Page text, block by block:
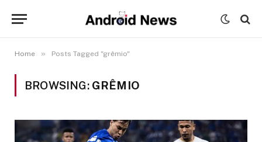
Home » Posts Tagged "grêmio"
BROWSING: GRÊMIO